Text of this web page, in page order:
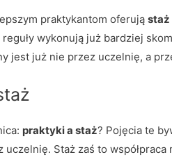
praktykantom oferująstaż
wykonują już bardziej
jest już nie przez uczelnię, a
praktyki a staż? Pojęcia te
uczelnię. Staż zaś to